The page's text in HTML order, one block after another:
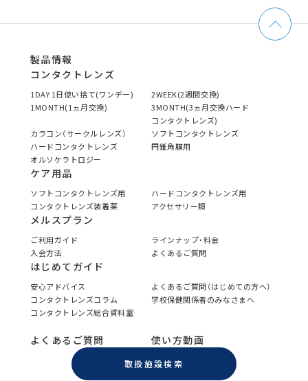
製品情報
コンタクトレンズ
1DAY 1日使い捨て(ワンデー)
2WEEK(2週間交換)
1MONTH(1ヵ月交換)
3MONTH(3ヵ月交換ハード
コンタクトレンズ)
カラコン（サークルレンズ）
ソフトコンタクトレンズ
ハードコンタクトレンズ
円錐角膜用
オルソケラトロジー
ケア用品
ソフトコンタクトレンズ用
ハードコンタクトレンズ用
コンタクトレンズ装着薬
アクセサリー類
メルスプラン
ご利用ガイド
ラインナップ・料金
入会方法
よくあるご質問
はじめてガイド
安心アドバイス
よくあるご質問（はじめての方へ）
コンタクトレンズコラム
学校保健関係者のみなさまへ
コンタクトレンズ総合資料室
よくあるご質問 使い方動画
取扱施設検索